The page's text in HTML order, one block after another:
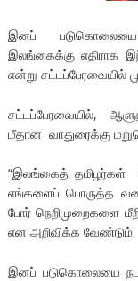
இனப் படுகொலையை
இலங்கைக்கு எதிராக
என்று சட்டப்பேரவையில்
சட்டப்பேரவையில்,
மீதான வாதுரைக்கு
“இலங்கைத் தமிழர்கள்
எங்களைப் பொருத்த
போர் நெறிமுறைகளை
என அறிவிக்க வேண்டும்.
இனப் படுகொலையை